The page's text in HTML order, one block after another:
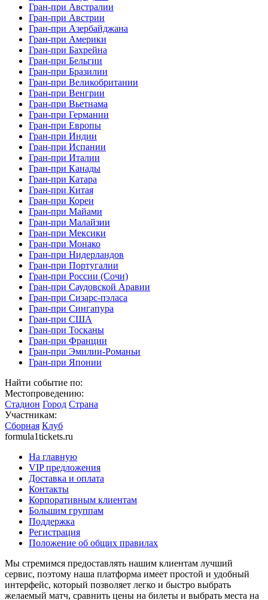
Гран-при Австралии
Гран-при Австрии
Гран-при Азербайджана
Гран-при Америки
Гран-при Бахрейна
Гран-при Бельгии
Гран-при Бразилии
Гран-при Великобритании
Гран-при Венгрии
Гран-при Вьетнама
Гран-при Германии
Гран-при Европы
Гран-при Индии
Гран-при Испании
Гран-при Италии
Гран-при Канады
Гран-при Катара
Гран-при Китая
Гран-при Кореи
Гран-при Майами
Гран-при Малайзии
Гран-при Мексики
Гран-при Монако
Гран-при Нидерландов
Гран-при Португалии
Гран-при России (Сочи)
Гран-при Саудовской Аравии
Гран-при Сизарс-пэласа
Гран-при Сингапура
Гран-при США
Гран-при Тосканы
Гран-при Франции
Гран-при Эмилии-Романьи
Гран-при Японии
Найти событие по:
Местопроведению:
Стадион Город Страна
Участникам:
Сборная Клуб
formula1tickets.ru
На главную
VIP предложения
Доставка и оплата
Контакты
Корпоративным клиентам
Большим группам
Поддержка
Регистрация
Положение об общих правилах
Мы стремимся предоставлять нашим клиентам лучший
сервис, поэтому наша платформа имеет простой и удобный
интерфейс, который позволяет легко и быстро выбрать
желаемый матч, сравнить цены на билеты и выбрать места на